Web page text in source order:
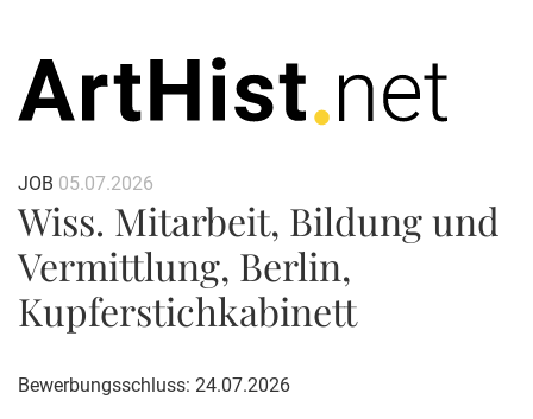
JOB 05.07.2026
Wiss. Mitarbeit, Bildung und
Vermittlung, Berlin,
Kupferstichkabinett
Bewerbungsschluss: 24.07.2026